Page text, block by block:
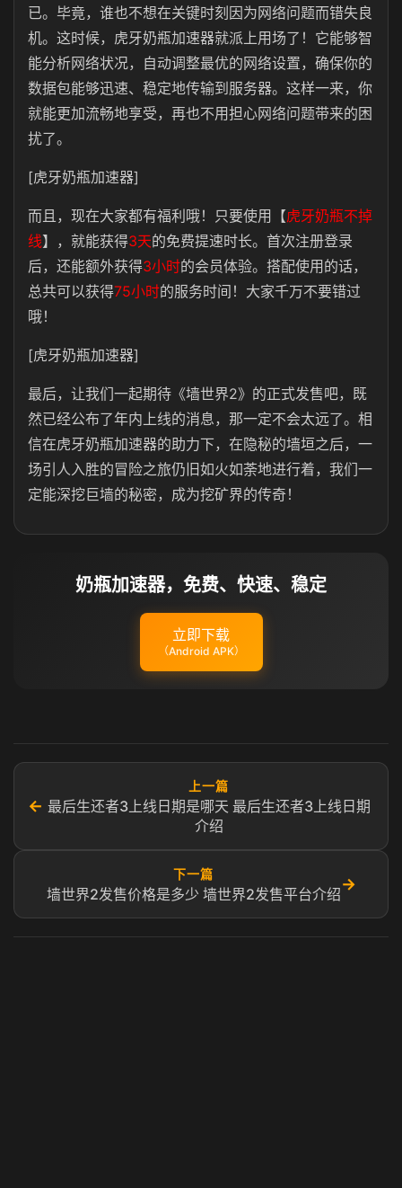
已。毕竟，谁也不想在关键时刻因为网络问题而错失良
机。这时候，虎牙奶瓶加速器就派上用场了！它能够智
能分析网络状况，自动调整最优的网络设置，确保你的
数据包能够迅速、稳定地传输到服务器。这样一来，你
就能更加流畅地享受，再也不用担心网络问题带来的困
扰了。
[虎牙奶瓶加速器]
而且，现在大家都有福利哦！只要使用【虎牙奶瓶不掉
线】，就能获得3天的免费提速时长。首次注册登录
后，还能额外获得3小时的会员体验。搭配使用的话，
总共可以获得75小时的服务时间！大家千万不要错过
哦！
[虎牙奶瓶加速器]
最后，让我们一起期待《墙世界2》的正式发售吧，既
然已经公布了年内上线的消息，那一定不会太远了。相
信在虎牙奶瓶加速器的助力下，在隐秘的墙垣之后，一
场引人入胜的冒险之旅仍旧如火如荼地进行着，我们一
定能深挖巨墙的秘密，成为挖矿界的传奇！
奶瓶加速器，免费、快速、稳定
立即下载
（Android APK）
←
上一篇
最后生还者3上线日期是哪天 最后生还者3上线日期
介绍
下一篇
墙世界2发售价格是多少 墙世界2发售平台介绍
→